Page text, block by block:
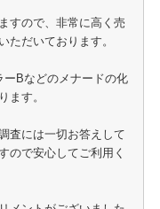
すので、非常に高く売
ただいております。
ーBなどのメナードの化
ます。
査には一切お答えして
ので安心してご利用く